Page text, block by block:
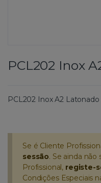
PCL202 Inox
PCL202 Inox A2 Latonado
Se é Cliente
sessão. Se ainda
Profissional, registe-
Condições Especiais